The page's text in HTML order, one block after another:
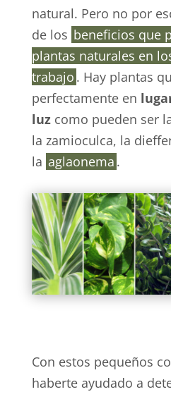
natural. Pero no por
de los beneficios que
plantas naturales en
trabajo . Hay plantas
perfectamente en
luzcomo pueden ser
la zamioculca, la
la aglaonema .
Con estos pequeños
haberte ayudado a